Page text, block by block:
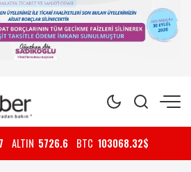
ALTIN 5726.6 BTC 103068.32$